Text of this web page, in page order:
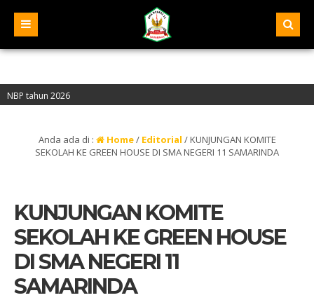
2026
“A” – Alamat : Jalan Pelita IV, Samarinda – Kalimantan Timur
Anda ada di : Home/ Editorial /KUNJUNGAN KOMITE
SEKOLAH KE GREEN HOUSE DI SMA NEGERI 11 SAMARINDA
KUNJUNGAN KOMITE
SEKOLAH KE GREEN HOUSE
DI SMA NEGERI 11
SAMARINDA